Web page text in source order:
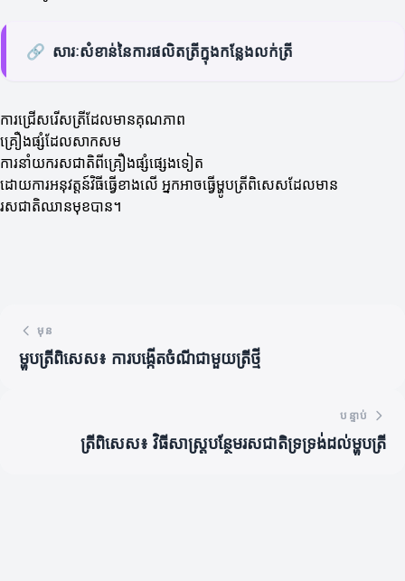
🔗 សារៈសំខាន់នៃការផលិតត្រីក្នុងកន្លែងលក់ត្រី
ការជ្រើសរើសត្រីដែលមានគុណភាព
គ្រឿងផ្សំដែលសាកសម
ការនាំយករសជាតិពីគ្រឿងផ្សំផ្សេងទៀត
ដោយការអនុវត្តន៍វិធីធ្វើខាងលើ អ្នកអាចធ្វើម្ហូបត្រីពិសេសដែលមាន
រសជាតិឈានមុខបាន។
មុន
ម្ហូបត្រីពិសេស៖ ការបង្កើតចំណីជាមួយត្រីថ្មី
បន្ទាប់
ត្រីពិសេស៖ វិធីសាស្ត្របន្ថែមរសជាតិទ្រទ្រង់ដល់ម្ហូបត្រី